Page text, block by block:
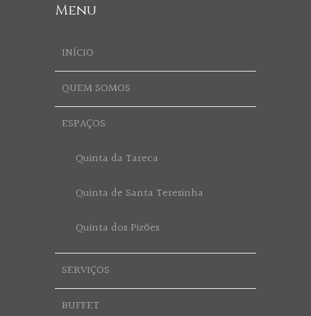
Menu
INÍCIO
QUEM SOMOS
ESPAÇOS
Quinta da Tareca
Quinta de Santa Teresinha
Quinta dos Pizões
SERVIÇOS
BUFFET